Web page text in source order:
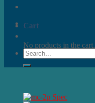
Cart
No products in the cart.
Search
for: